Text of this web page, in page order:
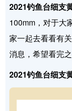
2021钓鱼台细支
100mm，对于大
家一起去看看有
消息，希望看完
2021钓鱼台细支